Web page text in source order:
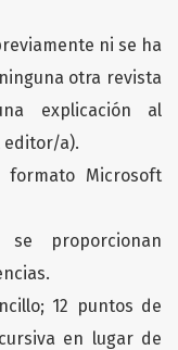
ni se ha
otra revista
explicación al
editor/a).
Microsoft
proporcionan
12 puntos de
en lugar de